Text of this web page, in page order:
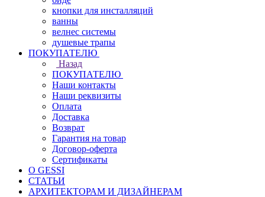
кнопки для инсталляций
ванны
велнес системы
душевые трапы
ПОКУПАТЕЛЮ
Назад
ПОКУПАТЕЛЮ
Наши контакты
Наши реквизиты
Оплата
Доставка
Возврат
Гарантия на товар
Договор-оферта
Сертификаты
О GESSI
СТАТЬИ
АРХИТЕКТОРАМ И ДИЗАЙНЕРАМ